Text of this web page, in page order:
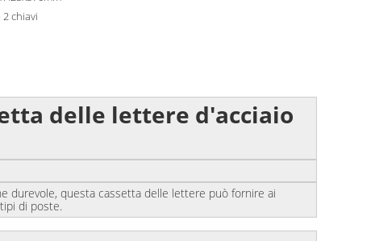
chiavi
delle lettere d'acciaio
questa cassetta delle lettere può fornire ai
di poste.